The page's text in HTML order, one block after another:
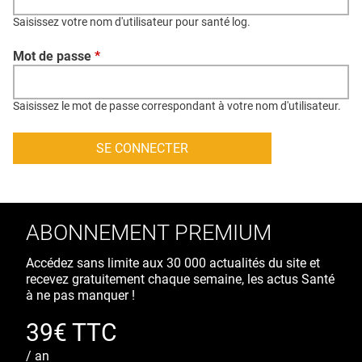
CONTACT
CRÉDITS
Saisissez votre nom d'utilisateur pour santé log.
Mot de passe *
Saisissez le mot de passe correspondant à votre nom d'utilisateur.
ABONNEMENT PREMIUM
Accédez sans limite aux 30 000 actualités du site et
recevez gratuitement chaque semaine, les actus Santé
à ne pas manquer !
39€ TTC
/ an